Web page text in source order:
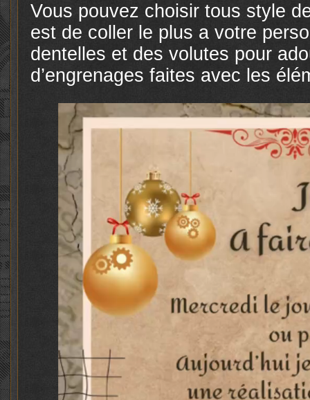
Vous pouvez choisir tous style
est de coller le plus a votre
dentelles et des volutes pour
d’engrenages faites avec les